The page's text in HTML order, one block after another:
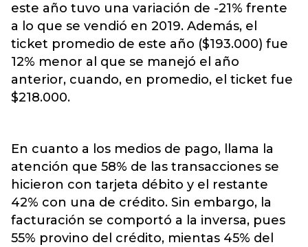
este año tuvo una variación de -21% frente
a lo que se vendió en 2019. Además, el
ticket promedio de este año ($193.000) fue
12% menor al que se manejó el año
anterior, cuando, en promedio, el ticket fue
$218.000.
En cuanto a los medios de pago, llama la
atención que 58% de las transacciones se
hicieron con tarjeta débito y el restante
42% con una de crédito. Sin embargo, la
facturación se comportó a la inversa, pues
55% provino del crédito, mientas 45% del